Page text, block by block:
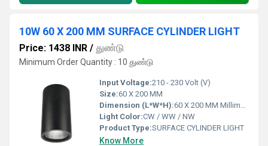
10W 60 X 200 MM SURFACE CYLINDER LIGHT
Price: 1438 INR / துண்டு
Minimum Order Quantity : 10 துண்டு
Input Voltage:210 - 230 Volt (V)
Size:60 X 200 MM
Dimension (L*W*H):60 X 200 MM Millimeter (mm)
Light Color:CW / WW / NW
Product Type:SURFACE CYLINDER LIGHT
Know More